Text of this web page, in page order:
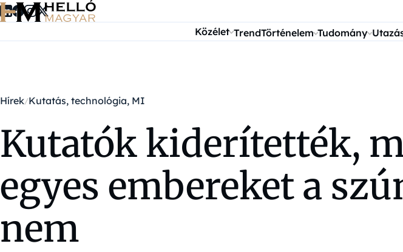
Ugrás a tartalomra
Közélet TrendTörténelem Tudomány
Hírek Kutatás, technológia, MI
Kutatók kiderítették,
egyes embereket a
nem